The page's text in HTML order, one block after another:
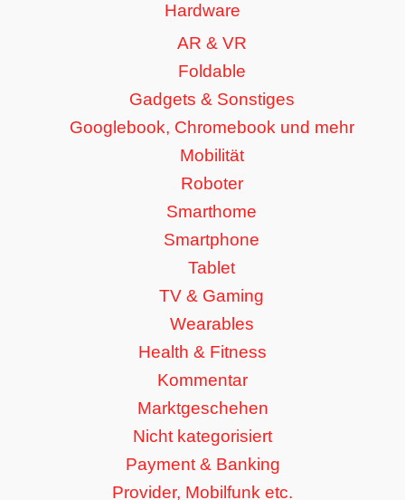
Hardware
AR & VR
Foldable
Gadgets & Sonstiges
Googlebook, Chromebook und mehr
Mobilität
Roboter
Smarthome
Smartphone
Tablet
TV & Gaming
Wearables
Health & Fitness
Kommentar
Marktgeschehen
Nicht kategorisiert
Payment & Banking
Provider, Mobilfunk etc.